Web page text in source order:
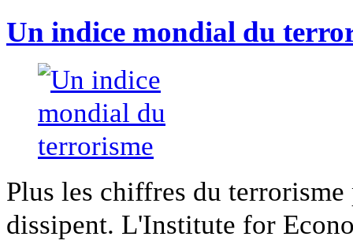
Un indice mondial du
Plus les chiffres du
dissipent. L'Institute for